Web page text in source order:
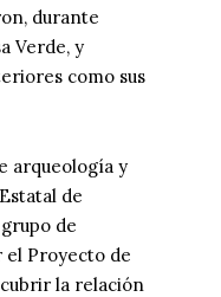
durante
Verde, y
como sus
arqueología y
de
de
el Proyecto de
la relación